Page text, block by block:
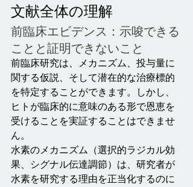
文献全体の理解
前臨床エビデンス：示唆できる
ことと証明できないこと
前臨床研究は、メカニズム、投与量に
関する仮説、そして潜在的な治療標的
を特定することができます。しかし、
ヒトが臨床的に意味のある形で恩恵を
受けることを実証することはできませ
ん。
水素のメカニズム（選択的ラジカル効
果、シグナル伝達調節）は、研究者が
水素を研究する理由を正当化するのに